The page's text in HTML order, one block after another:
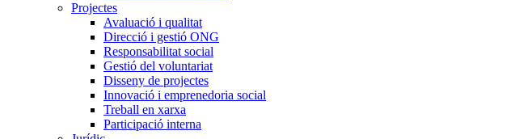
Projectes
Avaluació i qualitat
Direcció i gestió ONG
Responsabilitat social
Gestió del voluntariat
Disseny de projectes
Innovació i emprenedoria social
Treball en xarxa
Participació interna